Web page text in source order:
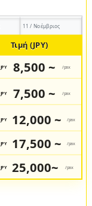
11 / Νοέμβριος
Τιμή (JPY)
JPY 8,500 ~ /pax
JPY 7,500 ~ /pax
JPY 12,000 ~ /pax
JPY 17,500 ~ /pax
JPY 25,000~ /pax